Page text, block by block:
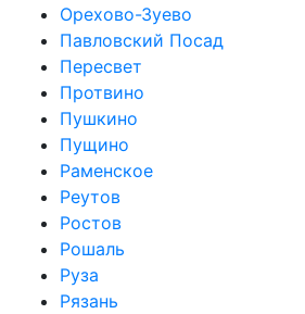
Орехово-Зуево
Павловский Посад
Пересвет
Протвино
Пушкино
Пущино
Раменское
Реутов
Ростов
Рошаль
Руза
Рязань